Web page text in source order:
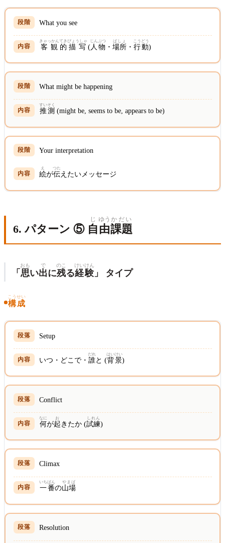
What you see
客観
きゃっかん
的
てき
描写
びょうしゃ
(人物
じんぶつ
・場所
ばしょ
・行動
こうどう
)
What might be happening
推測
すいそく
(might be, seems to be, appears to be)
Your interpretation
絵
え
が伝
つた
えたいメッセージ
6. パターン ⑤ 自
じ
由
ゆう
課題
かだい
「 思
おも
い出
で
に残
のこ
る経験
けいけん
」 タイプ
構成
こうせい
Setup
いつ・どこで・誰
だれ
と (背景
はいけい
)
Conflict
何
なに
が起
お
きたか (試練
しれん
)
Climax
一番
いちばん
の山場
やまば
Resolution